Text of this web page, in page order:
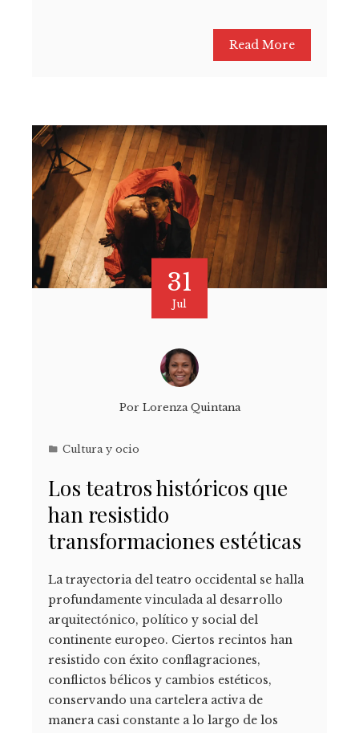
Read More
31
Jul
Por Lorenza Quintana
Cultura y ocio
Los teatros históricos que
han resistido
transformaciones estéticas
La trayectoria del teatro occidental se halla
profundamente vinculada al desarrollo
arquitectónico, político y social del
continente europeo. Ciertos recintos han
resistido con éxito conflagraciones,
conflictos bélicos y cambios estéticos,
conservando una cartelera activa de
manera casi constante a lo largo de los